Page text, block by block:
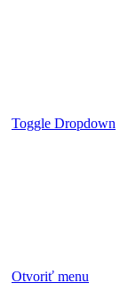
Toggle Dropdown
Otvoriť menu